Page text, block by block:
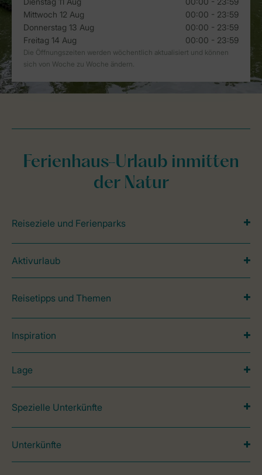
Ferienhaus-Urlaub inmitten
der Natur
Reiseziele und Ferienparks
Aktivurlaub
Reisetipps und Themen
Inspiration
Lage
Spezielle Unterkünfte
Unterkünfte